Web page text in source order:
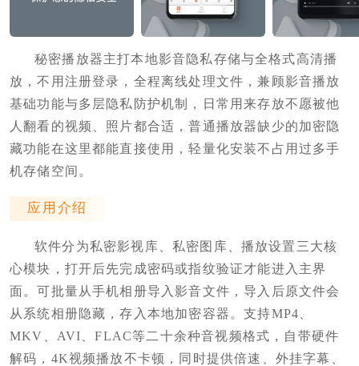
秘密播放器主打本地影音隐私存储与全格式高清播
放，不用注册登录，全程离线处理文件，兼顾影音播放
基础功能与多层隐私防护机制，日常用来存放不愿被他
人翻看的视频、照片都合适，普通播放器缺少的加密隐
藏功能在这里都能直接使用，轻量化安装不占用过多手
机存储空间。
应用介绍
软件分为私密影视库、私密图库、播放设置三大核
心模块，打开后先完成密码或指纹验证才能进入主界
面。可批量从手机相册导入影音文件，导入后原文件会
从系统相册隐藏，存入本地加密容器。支持MP4、
MKV、AVI、FLAC等二十余种音视频格式，自带硬件
解码，4K视频播放不卡顿，同时提供倍速、外挂字幕、